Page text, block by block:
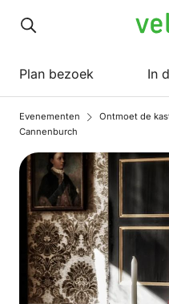
Plan bezoek In
Evenementen
Ontmoet de
Cannenburch